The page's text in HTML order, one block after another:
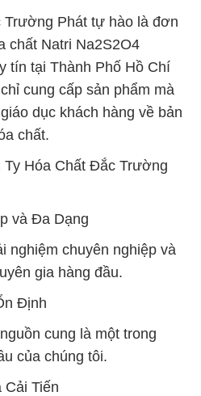
Trường Phát tự hào là đơn
chất Natri Na2S2O4
tín tại Thành Phố Hồ Chí
cung cấp sản phẩm mà
dục khách hàng về bản
chất.
Hóa Chất Đắc Trường
và Đa Dạng
nghiệm chuyên nghiệp và
gia hàng đầu.
Định
cung là một trong
của chúng tôi.
Tiến